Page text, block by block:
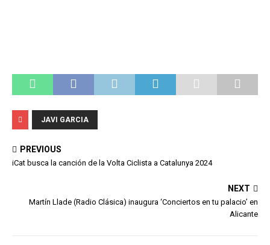
JAVI GARCIA
PREVIOUS
iCat busca la canción de la Volta Ciclista a Catalunya 2024
NEXT
Martín Llade (Radio Clásica) inaugura ‘Conciertos en tu palacio’ en
Alicante